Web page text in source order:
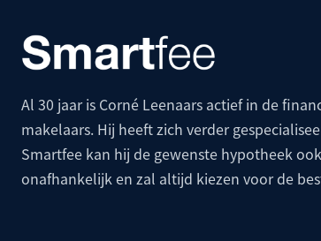
Al 30 jaar is Corné Leenaars actief in de
makelaars. Hij heeft zich verder
Smartfee kan hij de gewenste hypotheek
onafhankelijk en zal altijd kiezen voor de